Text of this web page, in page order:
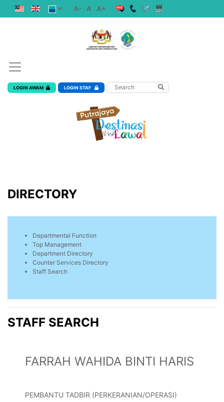
A- A A+
LOGIN AWAM LOGIN STAF
DIRECTORY
Departmental Function
Top Management
Department Directory
Counter Services Directory
Staff Search
STAFF SEARCH
FARRAH WAHIDA BINTI HARIS
PEMBANTU TADBIR (PERKERANIAN/OPERASI)